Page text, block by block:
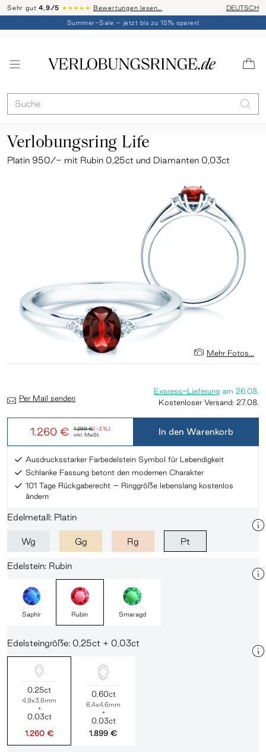
Sehr gut4,9/5 ★★★★★ Bewertungen lesen… Telefon-
DEUTSCH
Summer-Sale – jetzt bis zu 15% sparen!
Verlobungsring Life
Platin 950/- mit Rubin 0,25ct und Diamanten 0,03ct
Mehr Fotos...
1.299 €(-3 %)
1.260 € inkl. MwSt.
Express-Lieferung am 26.08.
Kostenloser Versand: 27.08.
Per Mail senden
In den Warenkorb
Ausdrucksstarker Farbedelstein Symbol für Lebendigkeit
Schlanke Fassung betont den modernen Charakter
101 Tage Rückgaberecht – Ringgröße lebenslang kostenlos
ändern
Edelmetall: Platin
Wg Gg Rg Pt
Edelstein: Rubin
Saphir Rubin Smaragd
Edelsteingröße: 0,25ct + 0,03ct
0,25ct
4,9x3,6mm
+
0,03ct
1.260 €
0,60ct
6,4x4,6mm
+
0,03ct
1.899 €